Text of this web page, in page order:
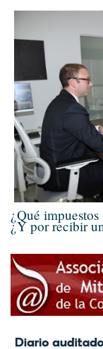
¿Qué
¿Y por recibir